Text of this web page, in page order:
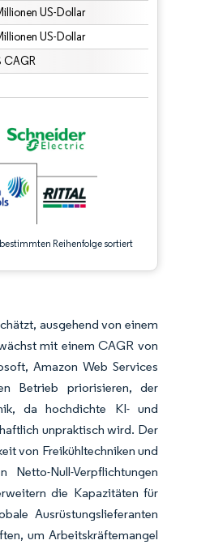
US-Dollar
US-Dollar
CAGR
Reihenfolge sortiert
Namensnennung gemäß CC BY 4.0.
ausgehend von einem
mit einem CAGR von
Amazon Web Services
Betrieb priorisieren, der
da hochdichte KI- und
unpraktisch wird. Der
von Freikühltechniken und
Null-Verpflichtungen
die Kapazitäten für
Ausrüstungslieferanten
um Arbeitskräftemangel